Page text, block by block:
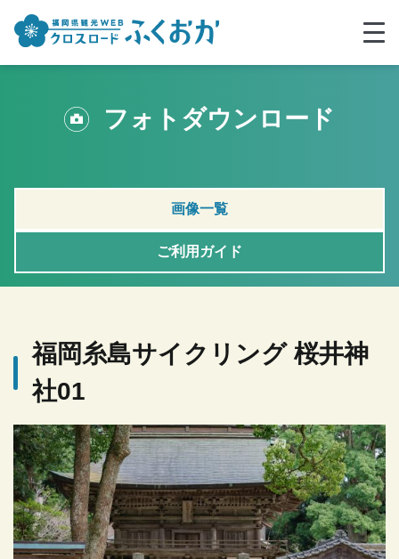
フォトダウンロード
画像一覧
ご利用ガイド
福岡糸島サイクリング 桜井神
社01